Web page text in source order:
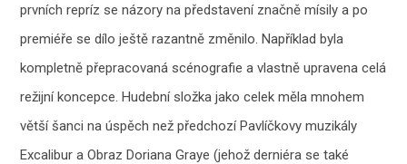
prvních repríz se názory na představení značně mísily a po
premiéře se dílo ještě razantně změnilo. Například byla
kompletně přepracovaná scénografie a vlastně upravena celá
režijní koncepce. Hudební složka jako celek měla mnohem
větší šanci na úspěch než předchozí Pavlíčkovy muzikály
Excalibur a Obraz Doriana Graye (jehož derniéra se také